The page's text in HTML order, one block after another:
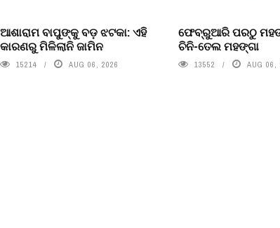
ଆଶାରାମ ବାପୁଙ୍କୁ ବଡ଼ ଝଟକା: ଏହି
କାରଣରୁ ମିଳିଲାନି ଜାମିନ
15214 AUG 06, 2026
ଫେବ୍ରୁଆରି ପରଠୁ
ଚିନି-ତେଲ ମହଙ୍ଗା
13552 AUG 06,